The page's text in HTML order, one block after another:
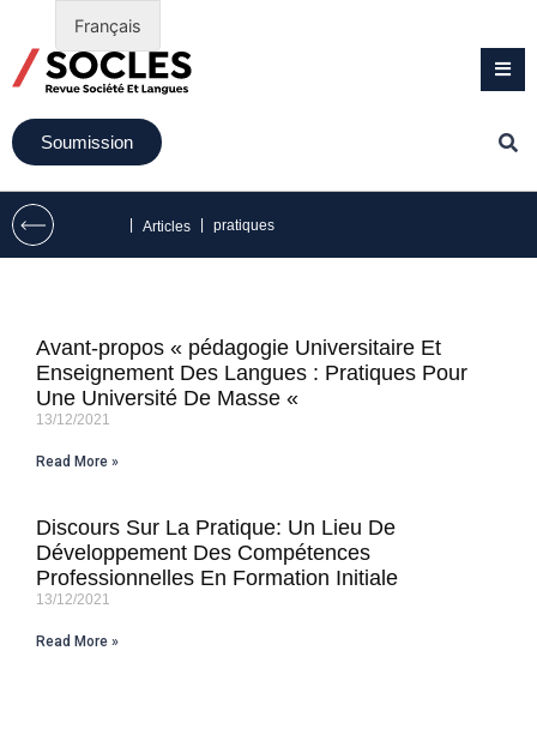
Soumission
Articles pratiques
Avant-propos « pédagogie Universitaire Et
Enseignement Des Langues : Pratiques Pour
Une Université De Masse «
13/12/2021
Read More »
Discours Sur La Pratique: Un Lieu De
Développement Des Compétences
Professionnelles En Formation Initiale
13/12/2021
Read More »
Français